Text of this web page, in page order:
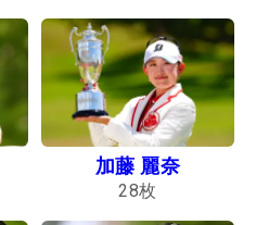
加藤 麗奈
28枚